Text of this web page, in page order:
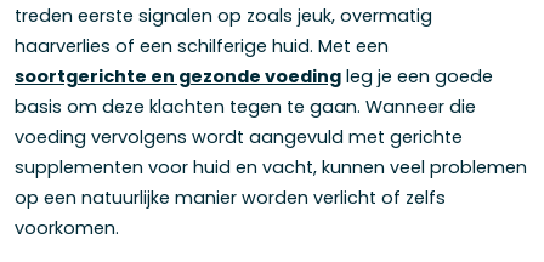
treden eerste signalen op zoals jeuk, overmatig
haarverlies of een schilferige huid. Met een
soortgerichte en gezonde voeding leg je een goede
basis om deze klachten tegen te gaan. Wanneer die
voeding vervolgens wordt aangevuld met gerichte
supplementen voor huid en vacht, kunnen veel problemen
op een natuurlijke manier worden verlicht of zelfs
voorkomen.